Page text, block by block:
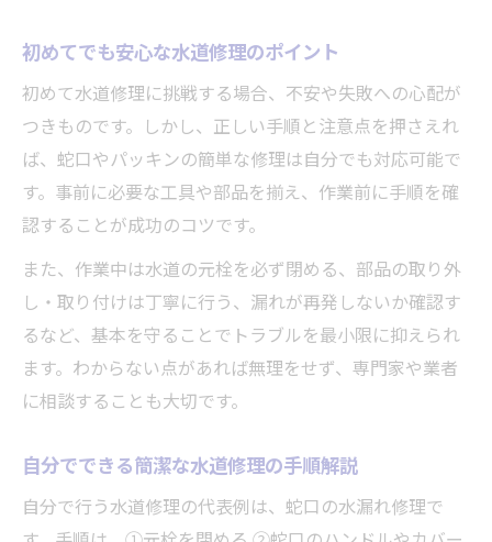
初めてでも安心な水道修理のポイント
初めて水道修理に挑戦する場合、不安や失敗への心配が
つきものです。しかし、正しい手順と注意点を押さえれ
ば、蛇口やパッキンの簡単な修理は自分でも対応可能で
す。事前に必要な工具や部品を揃え、作業前に手順を確
認することが成功のコツです。
また、作業中は水道の元栓を必ず閉める、部品の取り外
し・取り付けは丁寧に行う、漏れが再発しないか確認す
るなど、基本を守ることでトラブルを最小限に抑えられ
ます。わからない点があれば無理をせず、専門家や業者
に相談することも大切です。
自分でできる簡潔な水道修理の手順解説
自分で行う水道修理の代表例は、蛇口の水漏れ修理で